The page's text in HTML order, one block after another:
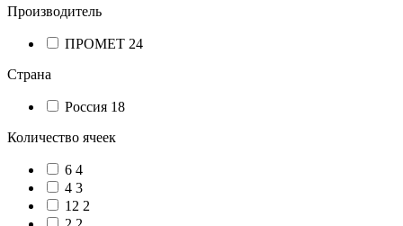
Производитель
ПРОМЕТ 24
Страна
Россия 18
Количество ячеек
6 4
4 3
12 2